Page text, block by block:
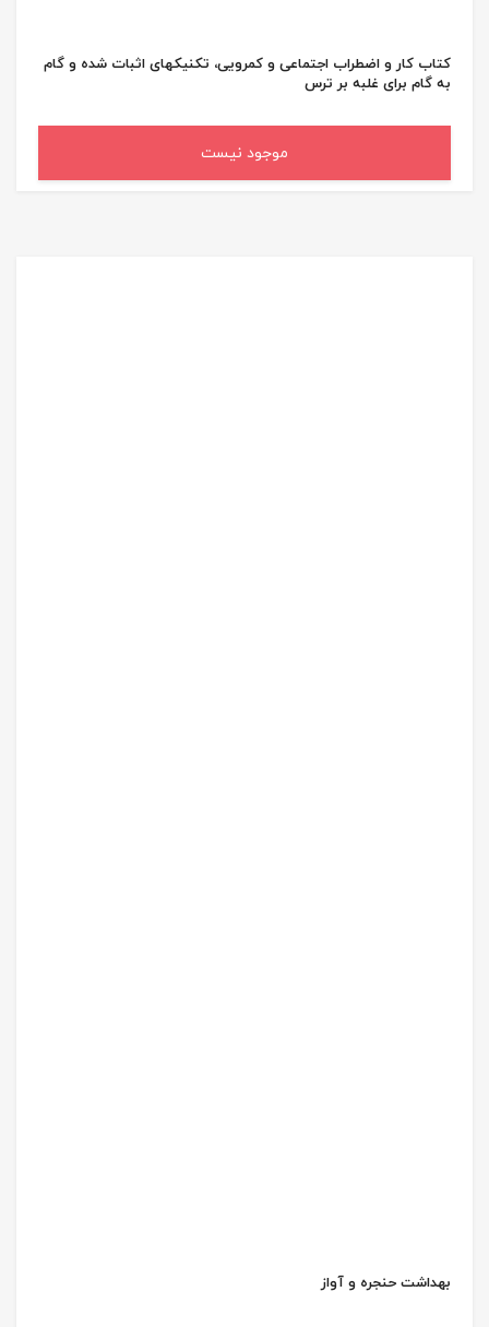
کتاب کار و اضطراب اجتماعی و کمرویی، تکنیکهای اثبات شده و گام
به گام برای غلبه بر ترس
موجود نیست
بهداشت‌ حنجره‌ و آواز